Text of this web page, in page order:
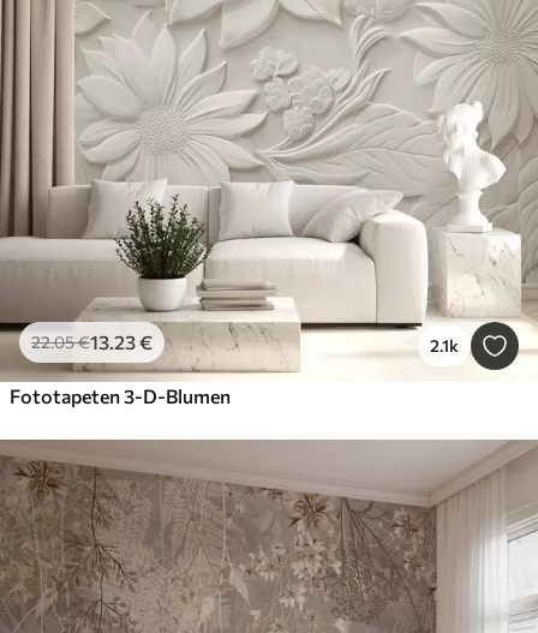
22.05€13.23€ 2.1k
Fototapeten 3-D-Blumen